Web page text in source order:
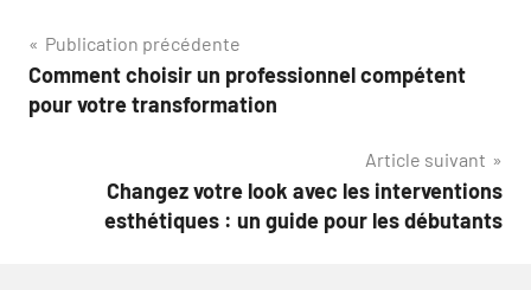
Navigation
de
Publication précédente
Comment choisir un professionnel compétent
pour votre transformation
Article suivant
Changez votre look avec les interventions
esthétiques : un guide pour les débutants